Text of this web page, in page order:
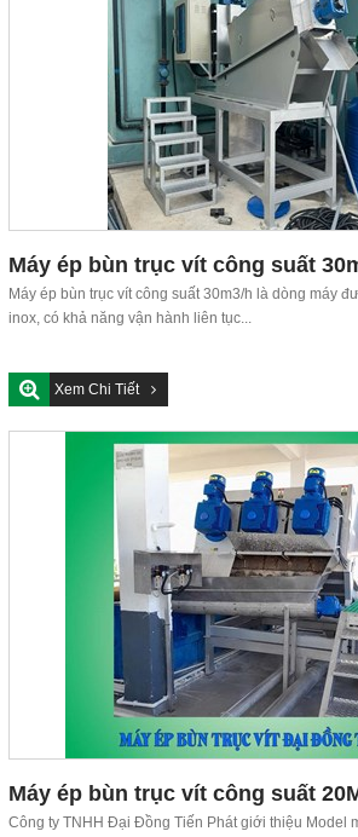
Máy ép bùn trục vít công suất
Máy ép bùn trục vít công suất 30m3/h là dòng máy
inox, có khả năng vận hành liên tục...
Xem Chi Tiết
Máy ép bùn trục vít công suất
Công ty TNHH Đại Đồng Tiến Phát giới thiệu Model